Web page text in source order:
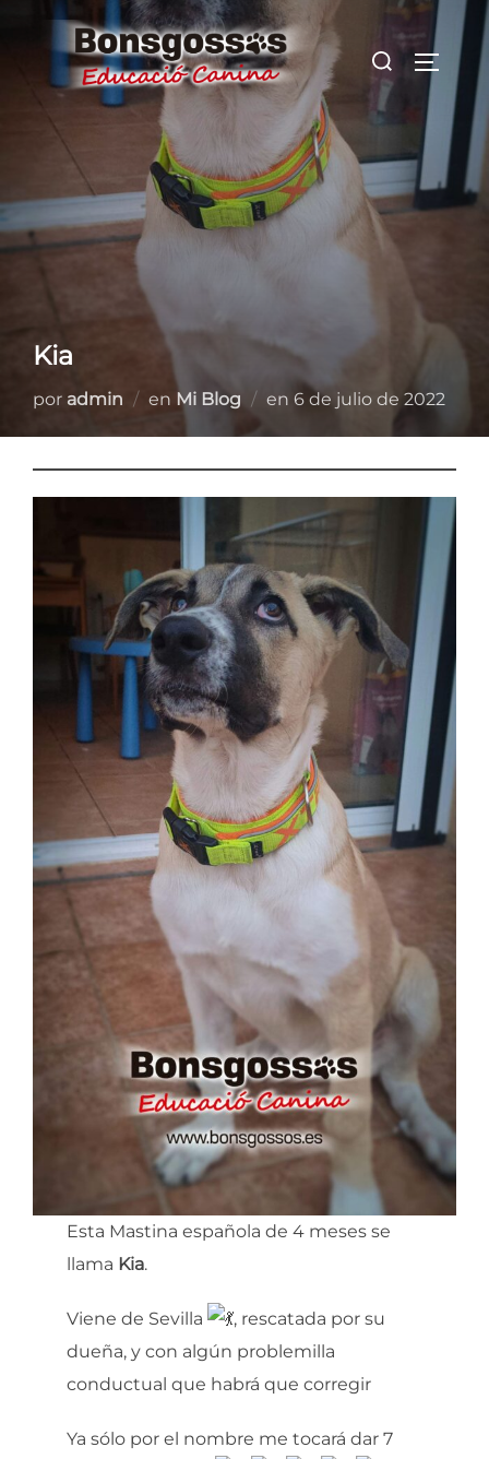
contenido
Buscar:
Kia
por admin en Mi Blog en Publicado
6 de julio de 2022
Esta Mastina española de 4 meses se
llama Kia.
Viene de Sevilla
, rescatada por su
dueña, y con algún problemilla
conductual que habrá que corregir
Ya sólo por el nombre me tocará dar 7